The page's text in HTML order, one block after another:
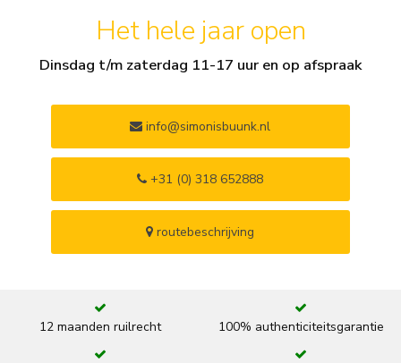
Het hele jaar open
Dinsdag t/m zaterdag 11-17 uur en op afspraak
info@simonisbuunk.nl
+31 (0) 318 652888
routebeschrijving
12 maanden ruilrecht 100% authenticiteitsgarantie